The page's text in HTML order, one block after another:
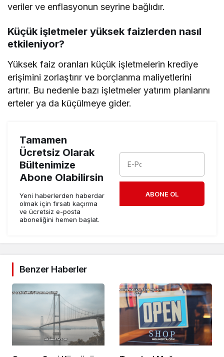
veriler ve enflasyonun seyrine bağlıdır.
Küçük işletmeler yüksek faizlerden nasıl
etkileniyor?
Yüksek faiz oranları küçük işletmelerin krediye
erişimini zorlaştırır ve borçlanma maliyetlerini
artırır. Bu nedenle bazı işletmeler yatırım planlarını
erteler ya da küçülmeye gider.
Tamamen
Ücretsiz Olarak
Bültenimize
Abone Olabilirsin
Yeni haberlerden haberdar
olmak için fırsatı kaçırma
ve ücretsiz e-posta
aboneliğini hemen başlat.
ABONE OL
Benzer Haberler